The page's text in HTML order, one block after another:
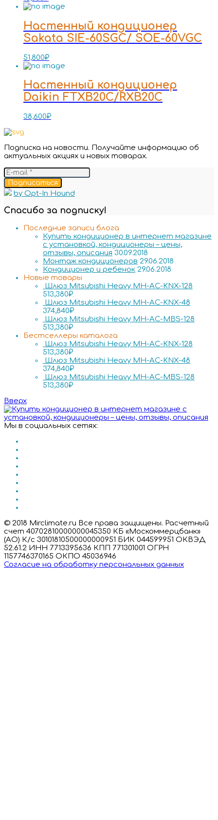
Настенный кондиционер
Sakata SIE-60SGC/ SOE-60VGC
51,800₽
Настенный кондиционер
Daikin FTXB20C/RXB20C
38,600₽
Подписка на новости. Получайте информацию об
актуальных акциях и новых товарах.
Подписаться
by Opt-In Hound
Спасибо за подписку!
Последние записи блога
Купить кондиционер в интернет магазине
с установкой, кондиционеры – цены,
отзывы, описания 30.09.2018
Монтаж кондиционеров 29.06.2018
Кондиционер и ребенок 29.06.2018
Новые товары
Шлюз Mitsubishi Heavy MH-AC-KNX-128
513,380₽
Шлюз Mitsubishi Heavy MH-AC-KNX-48
374,840₽
Шлюз Mitsubishi Heavy MH-AC-MBS-128
513,380₽
Бестселлеры каталога
Шлюз Mitsubishi Heavy MH-AC-KNX-128
513,380₽
Шлюз Mitsubishi Heavy MH-AC-KNX-48
374,840₽
Шлюз Mitsubishi Heavy MH-AC-MBS-128
513,380₽
Вверх
Мы в социальных сетях:
© 2018 Mirclimate.ru Все права защищены. Расчетный
счет 40702810000000045350 КБ «Москоммерцбанк»
(АО) К/с 30101810500000000951 БИК 044599951 ОКВЭД
52.61.2 ИНН 7713395636 КПП 771301001 ОГРН
1157746370165 ОКПО 45036946
Согласие на обработку персональных данных